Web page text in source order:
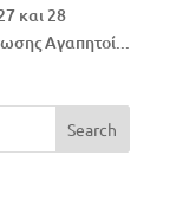
και 28
Αγαπητοί...